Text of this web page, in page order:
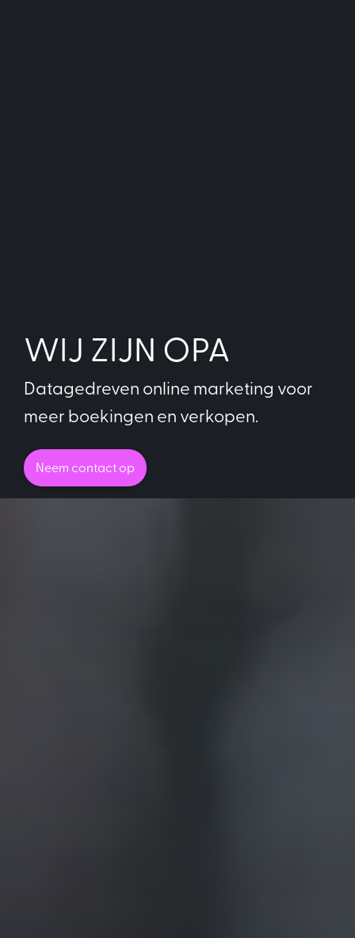
WIJ ZIJN OPA
Datagedreven online marketing voor
meer boekingen en verkopen.
Neem contact op